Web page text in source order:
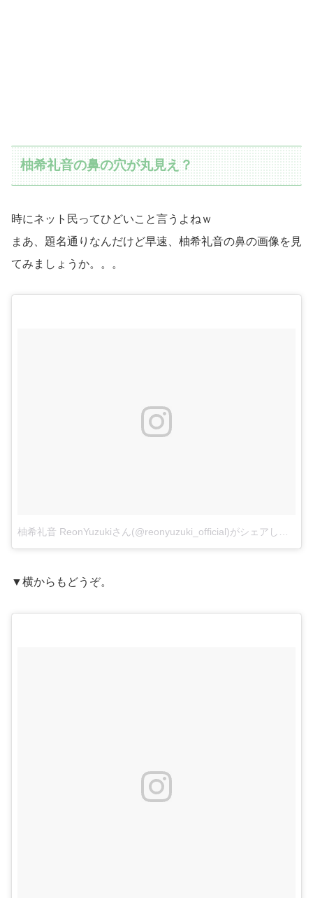
柚希礼音の鼻の穴が丸見え？
時にネット民ってひどいこと言うよねｗ
まあ、題名通りなんだけど早速、柚希礼音の鼻の画像を見
てみましょうか。。。
▼横からもどうぞ。